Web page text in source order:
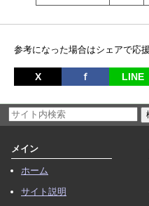
参考になった場合はシェアで応
X ｆ LINE
メイン
ホーム
サイト説明